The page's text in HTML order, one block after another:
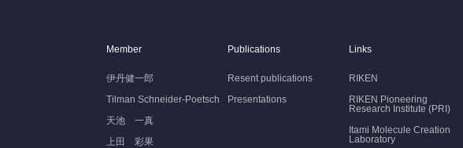
Member
伊丹健一郎
Tilman Schneider-Poetsch
天池 一真
上田 彩果
Publications
Resent publications
Presentations
Links
RIKEN
RIKEN Pioneering
Research Institute (PRI)
Itami Molecule Creation
Laboratory